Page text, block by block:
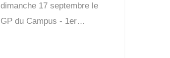
dimanche 17 septembre le
GP du Campus - 1er…